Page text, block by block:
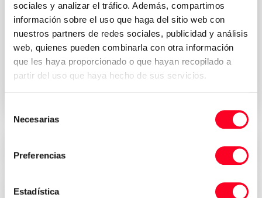
sociales y analizar el tráfico. Además, compartimos
información sobre el uso que haga del sitio web con
nuestros partners de redes sociales, publicidad y análisis
web, quienes pueden combinarla con otra información
que les haya proporcionado o que hayan recopilado a
partir del uso que haya hecho de sus servicios.
Necesarias
Preferencias
Estadística
Acepto los términos y condiciones de laPolítica de
privacidad*
Solicitar presupuesto
Precios atractivos
Seguridad, confianza y transparencia